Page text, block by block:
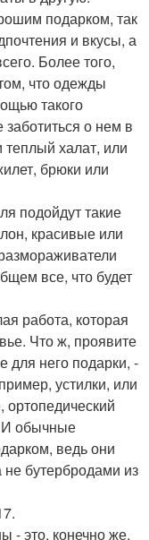
подарком, так
и вкусы, а
Более того,
что одежды
такого
о нем в
халат, или
брюки или
подойдут такие
красивые или
все, что будет
работа, которая
Что ж, проявите
для него подарки, -
устилки, или
ортопедический
И обычные
ведь они
не бутербродами из
- это, конечно же,